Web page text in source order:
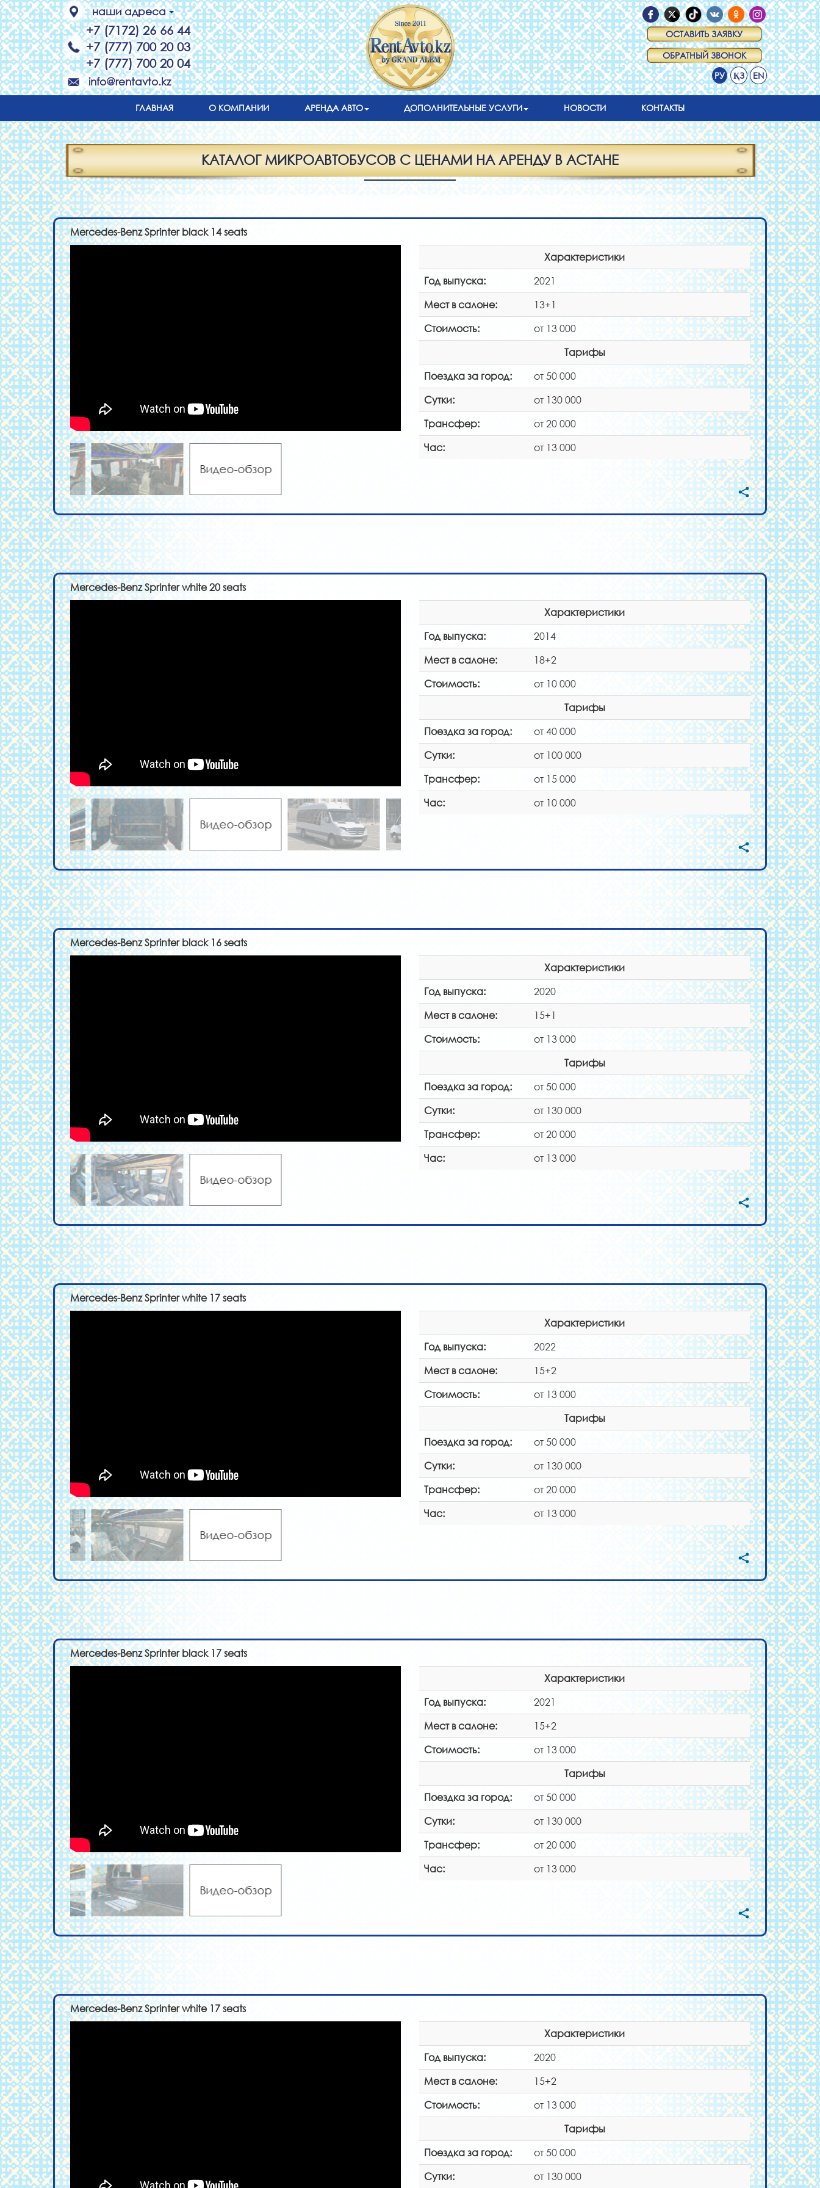
наши адреса
+7 (7172) 26 66 44
+7 (777) 700 20 03
+7 (777) 700 20 04
info@rentavto.kz
ОСТАВИТЬ ЗАЯВКУ
ОБРАТНЫЙ ЗВОНОК
РУ
ҚЗ EN
ГЛАВНАЯ О КОМПАНИИ АРЕНДА АВТО ДОПОЛНИТЕЛЬНЫЕ УСЛУГИ НОВОСТИ КОНТАКТЫ
КАТАЛОГ МИКРОАВТОБУСОВ С ЦЕНАМИ НА АРЕНДУ В АСТАНЕ
Mercedes-Benz Sprinter black 14 seats
Видео-обзор
Характеристики
Год выпуска:
2021
Мест в салоне:
13+1
Стоимость:
от 13 000
Тарифы
Поездка за город:
от 50 000
Сутки:
от 130 000
Трансфер:
от 20 000
Час:
от 13 000
Mercedes-Benz Sprinter white 20 seats
Видео-обзор
Характеристики
Год выпуска:
2014
Мест в салоне:
18+2
Стоимость:
от 10 000
Тарифы
Поездка за город:
от 40 000
Сутки:
от 100 000
Трансфер:
от 15 000
Час:
от 10 000
Mercedes-Benz Sprinter black 16 seats
Видео-обзор
Характеристики
Год выпуска:
2020
Мест в салоне:
15+1
Стоимость:
от 13 000
Тарифы
Поездка за город:
от 50 000
Сутки:
от 130 000
Трансфер:
от 20 000
Час:
от 13 000
Mercedes-Benz Sprinter white 17 seats
Видео-обзор
Характеристики
Год выпуска:
2022
Мест в салоне:
15+2
Стоимость:
от 13 000
Тарифы
Поездка за город:
от 50 000
Сутки:
от 130 000
Трансфер:
от 20 000
Час:
от 13 000
Mercedes-Benz Sprinter black 17 seats
Видео-обзор
Характеристики
Год выпуска:
2021
Мест в салоне:
15+2
Стоимость:
от 13 000
Тарифы
Поездка за город:
от 50 000
Сутки:
от 130 000
Трансфер:
от 20 000
Час:
от 13 000
Mercedes-Benz Sprinter white 17 seats
Характеристики
Год выпуска:
2020
Мест в салоне:
15+2
Стоимость:
от 13 000
Тарифы
Поездка за город:
от 50 000
Сутки:
от 130 000